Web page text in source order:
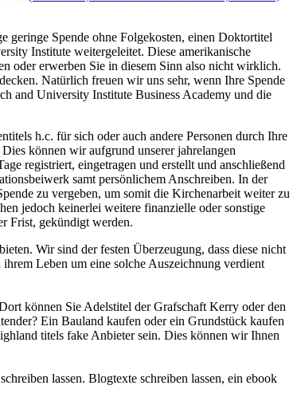
geringe Spende ohne Folgekosten, einen Doktortitel
Institute weitergeleitet. Diese amerikanische
oder erwerben Sie in diesem Sinn also nicht wirklich.
Natürlich freuen wir uns sehr, wenn Ihre Spende
and University Institute Business Academy und die
h.c. für sich oder auch andere Personen durch Ihre
können wir aufgrund unserer jahrelangen
registriert, eingetragen und erstellt und anschließend
samt persönlichem Anschreiben. In der
zu vergeben, um somit die Kirchenarbeit weiter zu
jedoch keinerlei weitere finanzielle oder sonstige
Frist, gekündigt werden.
Wir sind der festen Überzeugung, dass diese nicht
Leben um eine solche Auszeichnung verdient
können Sie Adelstitel der Grafschaft Kerry oder den
Ein Bauland kaufen oder ein Grundstück kaufen
titels fake Anbieter sein. Dies können wir Ihnen
lassen. Blogtexte schreiben lassen, ein ebook